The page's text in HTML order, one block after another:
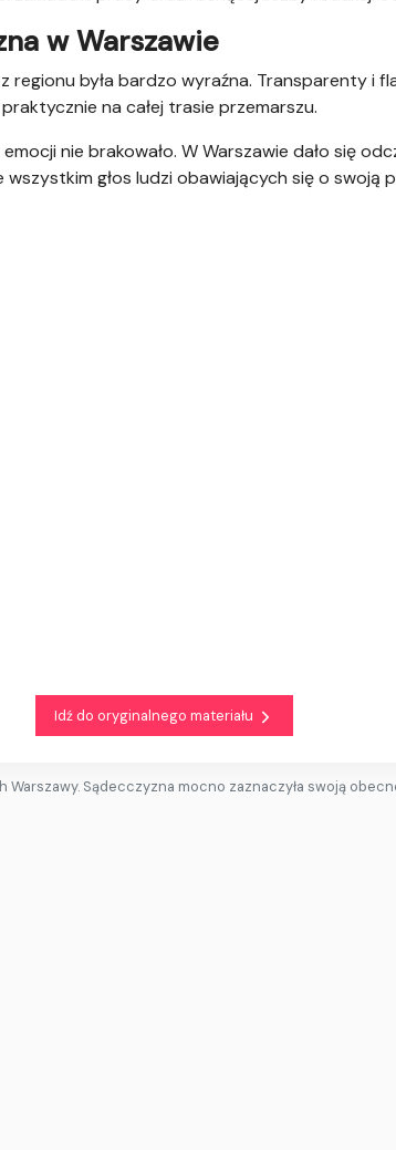
w Warszawie
regionu była bardzo wyraźna. Transparenty i
na całej trasie przemarszu.
nie brakowało. W Warszawie dało się
głos ludzi obawiających się o swoją
Idź do oryginalnego materiału
Warszawy. Sądecczyzna mocno zaznaczyła swoją